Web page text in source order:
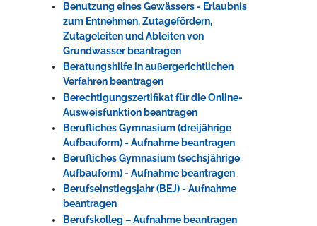
Benutzung eines Gewässers - Erlaubnis
zum Entnehmen, Zutagefördern,
Zutageleiten und Ableiten von
Grundwasser beantragen
Beratungshilfe in außergerichtlichen
Verfahren beantragen
Berechtigungszertifikat für die Online-
Ausweisfunktion beantragen
Berufliches Gymnasium (dreijährige
Aufbauform) - Aufnahme beantragen
Berufliches Gymnasium (sechsjährige
Aufbauform) - Aufnahme beantragen
Berufseinstiegsjahr (BEJ) - Aufnahme
beantragen
Berufskolleg – Aufnahme beantragen